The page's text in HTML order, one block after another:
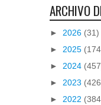
ARCHIVO
► 2026 (31)
► 2025
► 2024
► 2023
► 2022